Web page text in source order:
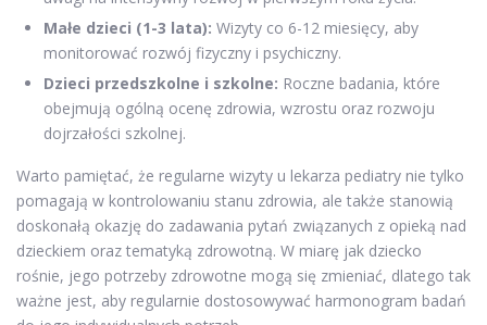
Małe dzieci (1-3 lata): Wizyty co 6-12 miesięcy, aby
monitorować rozwój fizyczny i psychiczny.
Dzieci przedszkolne i szkolne: Roczne badania, które
obejmują ogólną ocenę zdrowia, wzrostu oraz rozwoju
dojrzałości szkolnej.
Warto pamiętać, że regularne wizyty u lekarza pediatry nie tylko
pomagają w kontrolowaniu stanu zdrowia, ale także stanowią
doskonałą okazję do zadawania pytań związanych z opieką nad
dzieckiem oraz tematyką zdrowotną. W miarę jak dziecko
rośnie, jego potrzeby zdrowotne mogą się zmieniać, dlatego tak
ważne jest, aby regularnie dostosowywać harmonogram badań